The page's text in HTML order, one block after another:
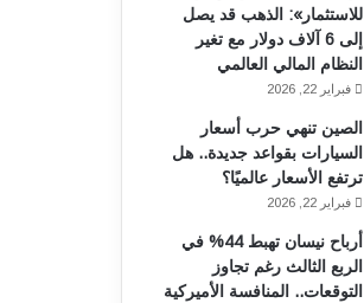
للاستثمار»: الذهب قد يصل
إلى 6 آلاف دولار مع تغير
النظام المالي العالمي
فبراير 22, 2026
الصين تنهي حرب أسعار
السيارات بقواعد جديدة.. هل
ترتفع الأسعار عالميًا؟
فبراير 22, 2026
أرباح نيسان تهبط 44% في
الربع الثالث رغم تجاوز
التوقعات.. المنافسة الأميركية